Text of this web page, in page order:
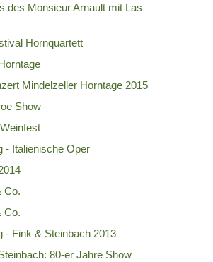
des Monsieur Arnault mit Las
Hornquartett
Mindelzeller Horntage 2015
Show
- Italienische Oper
Co.
Co.
- Fink & Steinbach 2013
80-er Jahre Show